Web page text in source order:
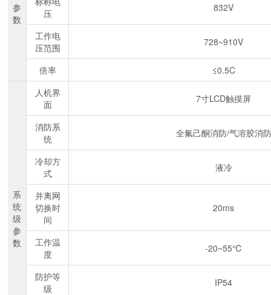
参
数
压
832V
工作电
压范围
728~910V
倍率 ≤0.5C
系
统
级
参
数
人机界
面
7寸LCD触摸屏
消防系
统
全氟己酮消防/气溶胶消防
冷却方
式
液冷
并离网
切换时
间
20ms
工作温
度
-20~55℃
防护等
级
IP54